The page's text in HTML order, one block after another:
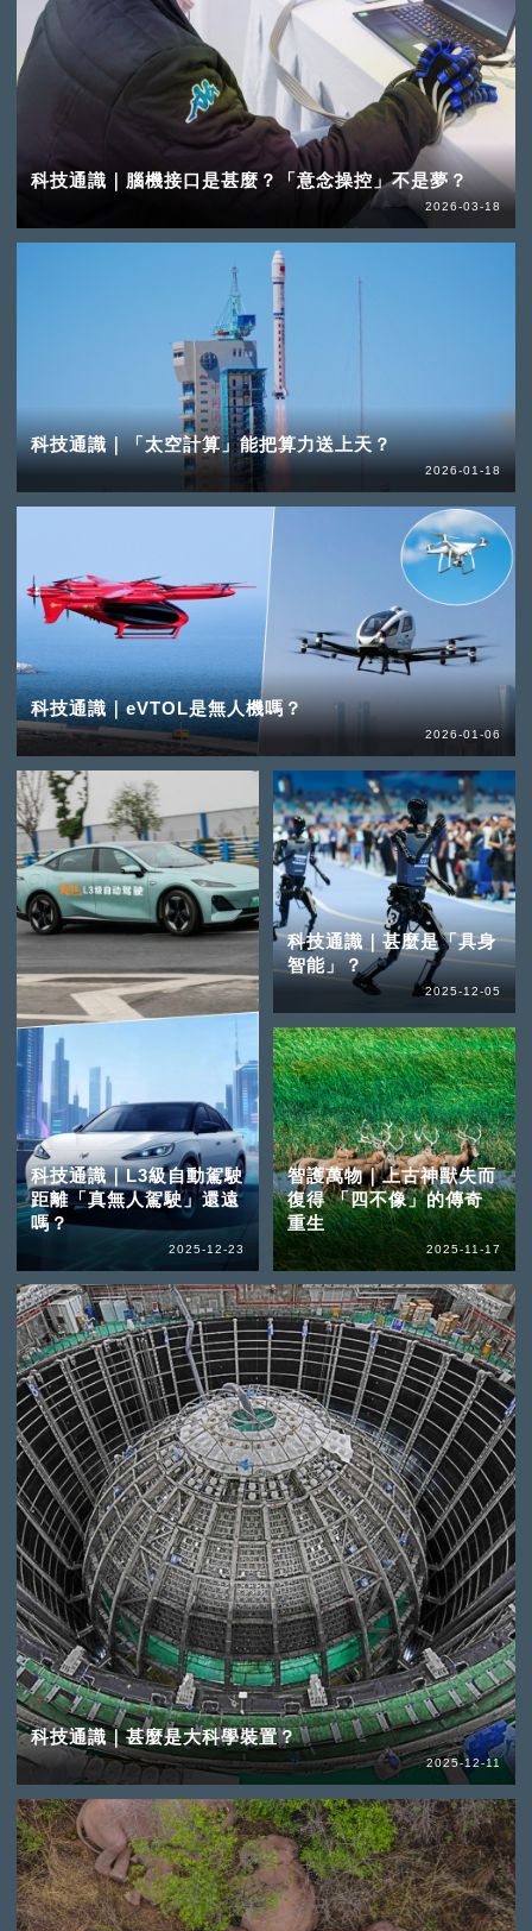
科技通識｜腦機接口是甚麼？「意念操控」不是夢？
2026-03-18
科技通識｜「太空計算」能把算力送上天？
2026-01-18
科技通識｜eVTOL是無人機嗎？
2026-01-06
科技通識｜L3級自動駕駛
距離「真無人駕駛」還遠
嗎？
2025-12-23
科技通識｜甚麼是大科學裝置？
2025-12-11
科技通識｜甚麼是「具身
智能」？
2025-12-05
智護萬物｜上古神獸失而
復得 「四不像」的傳奇
重生
2025-11-17